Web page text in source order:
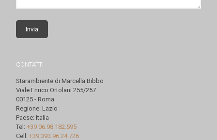
CONTATTI
Starambiente di Marcella Bibbo
Viale Enrico Ortolani 255/257
00125 - Roma
Regione: Lazio
Paese: Italia
Tel: +39 06.98.182.595
Cell: +39 393.96.24.726